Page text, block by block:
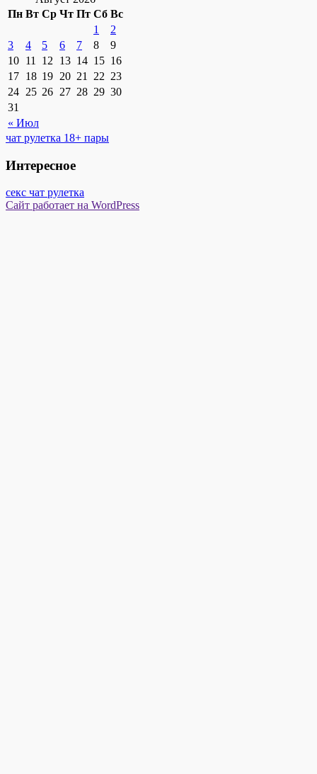
Пн Вт Ср Чт Пт Сб Вс
« Июл
1
2
3
4 5 6 7 8
9
10 11 12 13 14 15 16
17 18 19 20 21 22 23
24 25 26 27 28 29 30
31
чат рулетка 18+ пары
Интересное
секс чат рулетка
Сайт работает на WordPress